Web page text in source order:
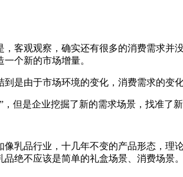
客观观察，确实还有很多的消费需求
个新的市场增量。
是由于市场环境的变化，消费需求的变
，但是企业挖掘了新的需求场景，找准了
乳品行业，十几年不变的产品形态，
绝不应该是简单的礼盒场景、消费场